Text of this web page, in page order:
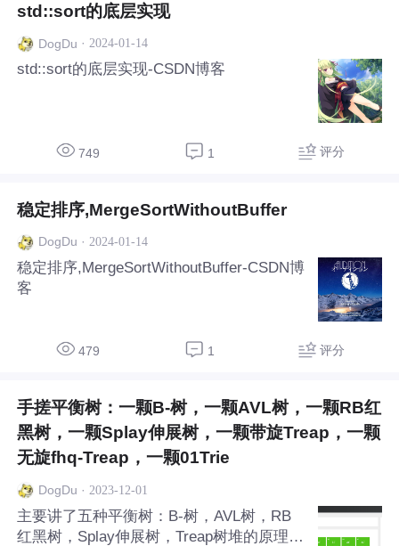
std::sort的底层实现
DogDu · 2024-01-14
std::sort的底层实现-CSDN博客
749 1 评分
稳定排序,MergeSortWithoutBuffer
DogDu · 2024-01-14
稳定排序,MergeSortWithoutBuffer-CSDN博
客
479 1 评分
手搓平衡树：一颗B-树，一颗AVL树，一颗RB红
黑树，一颗Splay伸展树，一颗带旋Treap，一颗
无旋fhq-Treap，一颗01Trie
DogDu · 2023-12-01
主要讲了五种平衡树：B-树，AVL树，RB
红黑树，Splay伸展树，Treap树堆的原理和